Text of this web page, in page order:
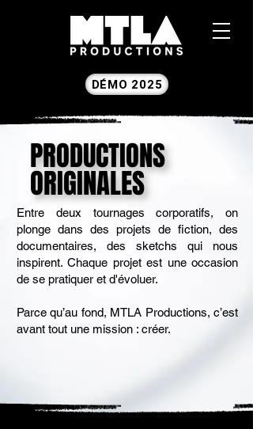
DÉMO 2025
PRODUCTIONS
ORIGINALES
PRODUCTIONS
ORIGINALES
Entre deux tournages corporatifs, on
plonge dans des projets de fiction, des
documentaires, des sketchs qui nous
inspirent. Chaque projet est une occasion
de se pratiquer et d'évoluer.​
Parce qu’au fond, MTLA Productions, c’est
avant tout une mission : créer.